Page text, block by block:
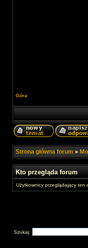
Góra
Strona główna forum »
Kto przegląda forum
Użytkownicy przeglądający ten
Szukaj: